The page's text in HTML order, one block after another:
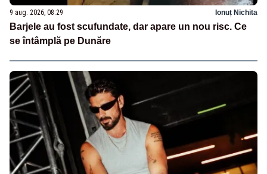
9 aug. 2026, 08:29 Ionuț Nichita
Barjele au fost scufundate, dar apare un nou risc. Ce
se întâmplă pe Dunăre